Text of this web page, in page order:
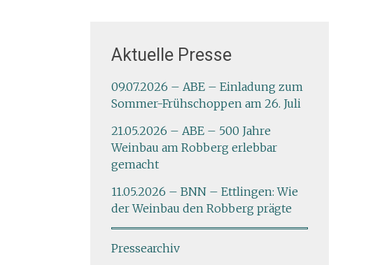
Aktuelle Presse
09.07.2026 – ABE – Einladung zum
Sommer-Frühschoppen am 26. Juli
21.05.2026 – ABE – 500 Jahre
Weinbau am Robberg erlebbar
gemacht
11.05.2026 – BNN – Ettlingen: Wie
der Weinbau den Robberg prägte
Pressearchiv